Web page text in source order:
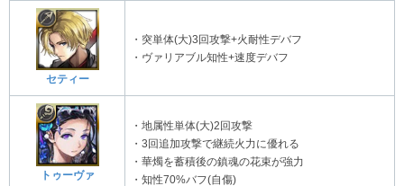
セティー
・突単体(大)3回攻撃+火耐性デバフ
・ヴァリアブル知性+速度デバフ
トゥーヴァ
・地属性単体(大)2回攻撃
・3回追加攻撃で継続火力に優れる
・華燭を蓄積後の鎮魂の花束が強力
・知性70%バフ(自傷)